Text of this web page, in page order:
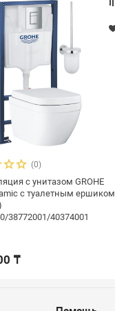
(0)
с унитазом GROHE
с туалетным ершиком
38772001/40374001
₸